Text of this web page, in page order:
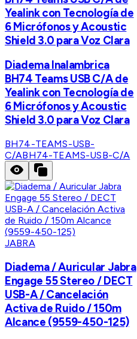
Yealink con Tecnología de
6 Micrófonos y Acoustic
Shield 3.0 para Voz Clara
Diadema Inalambrica
BH74 Teams USB C/A de
Yealink con Tecnología de
6 Micrófonos y Acoustic
Shield 3.0 para Voz Clara
BH74-TEAMS-USB-
C/ABH74-TEAMS-USB-C/A
JABRA
Diadema / Auricular Jabra
Engage 55 Stereo / DECT
USB-A / Cancelación
Activa de Ruido / 150m
Alcance (9559-450-125)